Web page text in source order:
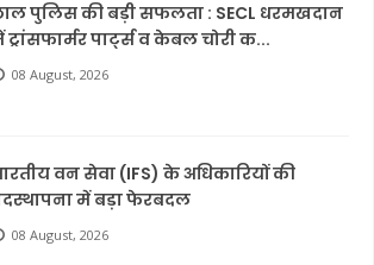
पुलिस की बड़ी सफलता : SECL धरमखदान
ट्रांसफार्मर पार्ट्स व केबल चोरी क...
08 August, 2026
वन सेवा (IFS) के अधिकारियों की
में बड़ा फेरबदल
08 August, 2026